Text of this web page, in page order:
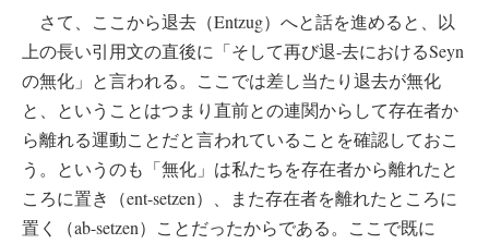
さて、ここから退去（Entzug）へと話を進めると、以
上の長い引用文の直後に「そして再び退-去におけるSeyn
の無化」と言われる。ここでは差し当たり退去が無化
と、ということはつまり直前との連関からして存在者か
ら離れる運動ことだと言われていることを確認しておこ
う。というのも「無化」は私たちを存在者から離れたと
ころに置き（ent-setzen）、また存在者を離れたところに
置く（ab-setzen）ことだったからである。ここで既に